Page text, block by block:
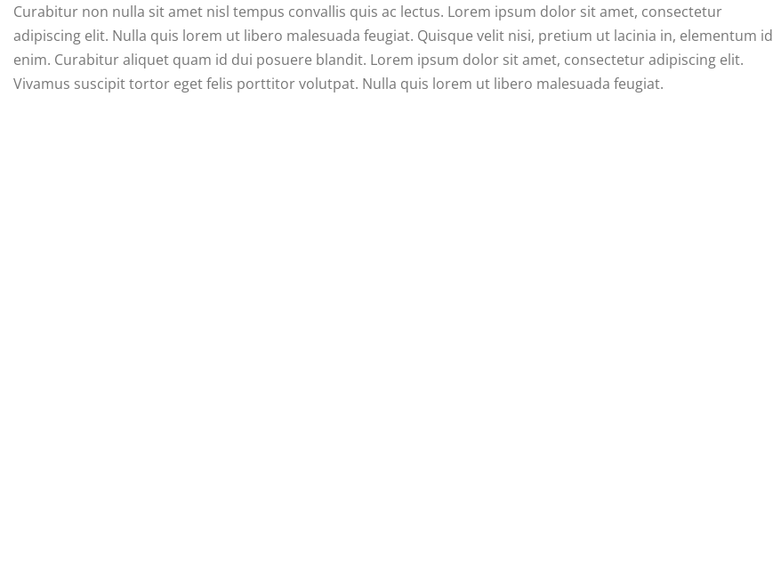
Curabitur non nulla sit amet nisl tempus convallis quis ac lectus. Lorem ipsum dolor sit amet, consectetur
adipiscing elit. Nulla quis lorem ut libero malesuada feugiat. Quisque velit nisi, pretium ut lacinia in, elementum id
enim. Curabitur aliquet quam id dui posuere blandit. Lorem ipsum dolor sit amet, consectetur adipiscing elit.
Vivamus suscipit tortor eget felis porttitor volutpat. Nulla quis lorem ut libero malesuada feugiat.